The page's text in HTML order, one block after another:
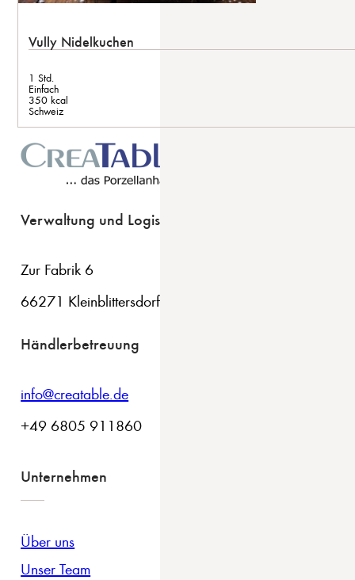
Vully Nidelkuchen
1 Std.
Einfach
350 kcal
Schweiz
Verwaltung und Logistik
Zur Fabrik 6
66271 Kleinblittersdorf
Händlerbetreuung
info@creatable.de
+49 6805 911860
Unternehmen
Über uns
Unser Team